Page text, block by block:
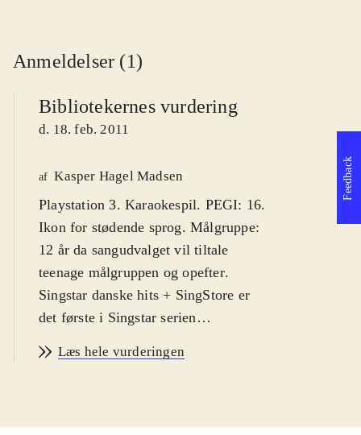
Anmeldelser (1)
Bibliotekernes vurdering
d. 18. feb. 2011
af Kasper Hagel Madsen
Playstation 3. Karaokespil. PEGI: 16.
Ikon for stødende sprog. Målgruppe:
12 år da sangudvalget vil tiltale
teenage målgruppen og opefter.
Singstar danske hits + SingStore er
det første i Singstar serien
med på primært ny-klassikere af
hits af fx Cut n' Move og Poul Krebs
Læs hele vurderingen
Feedback